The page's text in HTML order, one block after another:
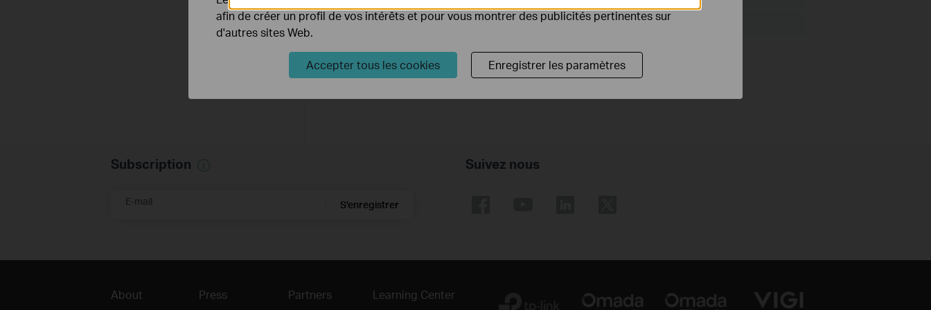
Système d'Exploitation: Win2000/XP/2003/Vista/7/8/8.1/10/Mac/Linux
Subscription
E-mail S'enregistrer
Suivez nous
About Press Partners Learning Center
afin de créer un profil de vos intérêts et pour vous montrer des publicités pertinentes sur
d'autres sites Web.
Accepter tous les cookies Enregistrer les paramètres